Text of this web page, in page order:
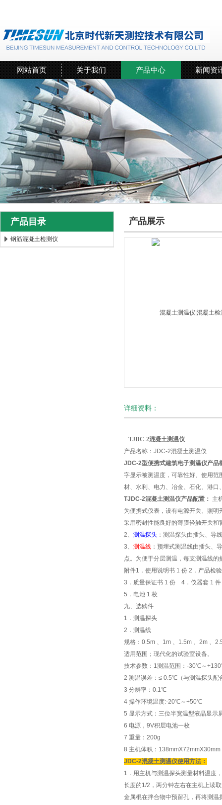
网站首页 关于我们 产品中心 新闻资
产品目录
钢筋混凝土检测仪
产品展示
详细资料：
TJDC-2混凝土测温仪
产品名称：JDC-2混凝土测温仪
JDC-2型便携式建筑电子测温仪产品
字显示被测温度，可靠性好、使用
材、水利、电力、冶金、石化、港口
TJDC-2混凝土测温仪产品配置： 主
为便携式仪表，设有电源开关、照
采用密封性能良好的薄膜轻触开关
2、 测温探头 ：测温探头由插头、导
3、 测温线 ：预埋式测温线由插头、
点。为便于分层测温，每支测温线
附件1．使用说明书 1 份 2．产品检
3．质量保证书 1 份 4．仪器套 1 件
5．电池 1 枚
九、选购件
1．测温探头
2．测温线
规格：0.5m 、1m 、1.5m 、2m 、
适用范围；现代化的试验室设备。
技术参数：1测温范围：-30℃～
2 测温误差：≤ 0.5℃（与测温探头配
3 分辨率：0.1℃
4 操作环境温度:-20℃～+50℃
5 显示方式：三位半宽温型液晶显示
6 电源，9V积层电池一枚
7 重量：200g
8 主机体积：138mmX72mmX30mm
JDC-2混凝土测温仪使用方法：
1．用主机与测温探头测量材料温度
长度的1/2，两分钟左右在主机上读
金属棍在拌合物中预留孔，再将测